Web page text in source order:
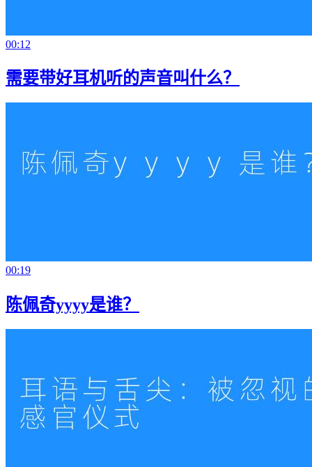
00:12
需要带好耳机听的声音叫什么？
00:19
陈佩奇yyyy是谁？